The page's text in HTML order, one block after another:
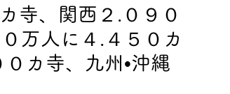
寺、関西２.０９０
万人に４.４５０カ
カ寺、九州•沖縄